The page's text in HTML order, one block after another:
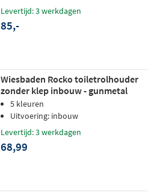
Levertijd: 3 werkdagen
85,-
Wiesbaden Rocko toiletrolhouder
zonder klep inbouw - gunmetal
5 kleuren
Uitvoering: inbouw
Levertijd: 3 werkdagen
68,99